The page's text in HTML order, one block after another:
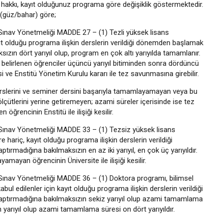
kayıt olduğunuz programa göre değişiklik göstermektedir.
(güz/bahar) göre;
Yönetmeliği MADDE 27 – (1) Tezli yüksek lisans
olduğu programa ilişkin derslerin verildiği dönemden başlamak
dört yarıyıl olup, program en çok altı yarıyılda tamamlanır.
öğrenciler üçüncü yarıyıl bitiminden sonra dördüncü
ve Enstitü Yönetim Kurulu kararı ile tez savunmasına girebilir.
ve seminer dersini başarıyla tamamlayamayan veya bu
yerine getiremeyen; azami süreler içerisinde ise tez
öğrencinin Enstitü ile ilişiği kesilir.
Yönetmeliği MADDE 33 – (1) Tezsiz yüksek lisans
hariç, kayıt olduğu programa ilişkin derslerin verildiği
bakılmaksızın en az iki yarıyıl, en çok üç yarıyıldır.
öğrencinin Üniversite ile ilişiği kesilir.
Yönetmeliği MADDE 36 – (1) Doktora programı, bilimsel
edilenler için kayıt olduğu programa ilişkin derslerin verildiği
bakılmaksızın sekiz yarıyıl olup azami tamamlama
olup azami tamamlama süresi on dört yarıyıldır.